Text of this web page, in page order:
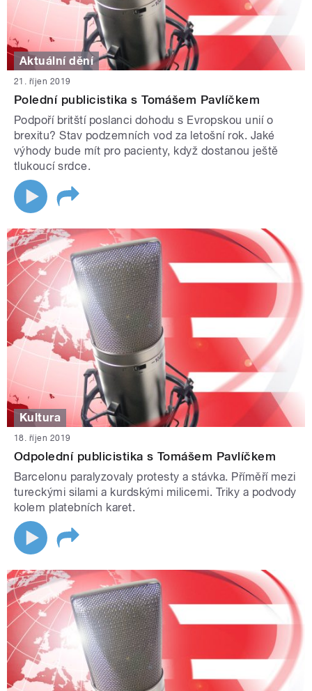
Aktuální dění
21. říjen 2019
Polední publicistika s Tomášem Pavlíčkem
Podpoří britští poslanci dohodu s Evropskou unií o
brexitu? Stav podzemních vod za letošní rok. Jaké
výhody bude mít pro pacienty, když dostanou ještě
tlukoucí srdce.
Kultura
18. říjen 2019
Odpolední publicistika s Tomášem Pavlíčkem
Barcelonu paralyzovaly protesty a stávka. Příměří mezi
tureckými silami a kurdskými milicemi. Triky a podvody
kolem platebních karet.